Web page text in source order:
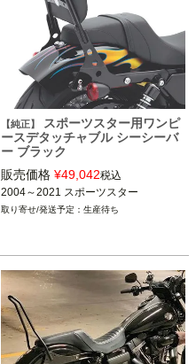
【純正】
スポーツスター用ワンピ
ースデタッチャブル シーシーバ
ー ブラック
販売価格 ¥49,042税込
2004～2021 スポーツスター
生産待ち